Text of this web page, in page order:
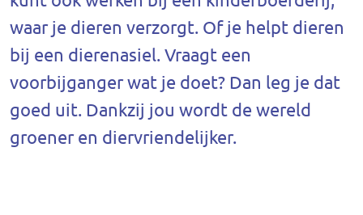
waar je dieren verzorgt. Of je helpt dieren
bij een dierenasiel. Vraagt een
voorbijganger wat je doet? Dan leg je dat
goed uit. Dankzij jou wordt de wereld
groener en diervriendelijker.